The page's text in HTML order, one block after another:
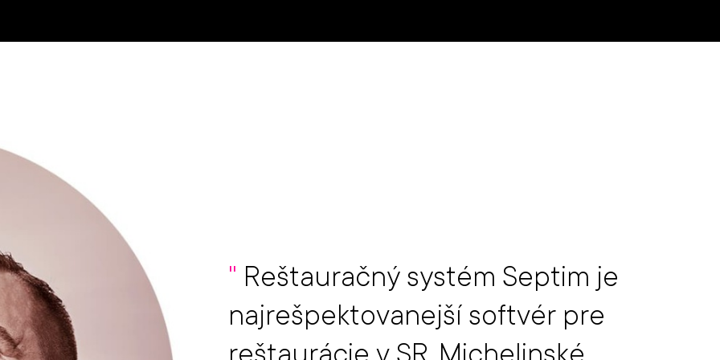
" Reštauračný systém Septim je
najrešpektovanejší softvér pre
reštaurácie v SR. Michelinské